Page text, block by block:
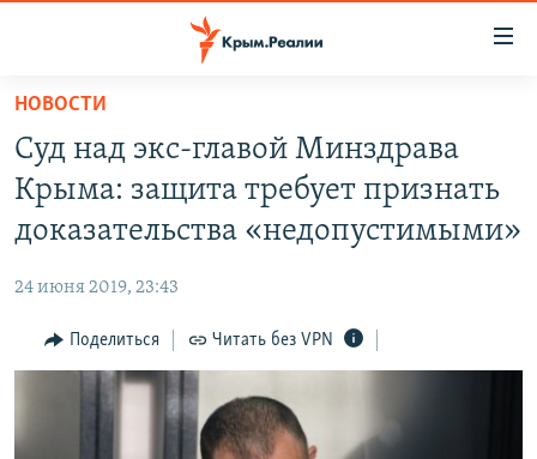
Вернуться
основному
содержанию
Вернутся
главной
Вернутся
СПЕЦПРОЕКТЫ
11 ЛЕТ ОККУПАЦИИ КРЫМА. 11 ИСТОРИЙ СОПРОТИВЛЕНИЯ
ВОДА
ЕЩЕ
ИНТЕРАКТИВ
ИНФОГРАФИКА
ТЕЛЕПРОЕКТ КРЫМ.РЕАЛИИ
РАДІО СВОБОДА
КАК ОБОЙТИ БЛОКИРОВКУ
Українською
НОВОСТИ
Суд над экс-главой Минздрава
Крыма: защита требует признать
доказательства «недопустимыми»
24 июня 2019, 23:43
Поделиться Читать без VPN